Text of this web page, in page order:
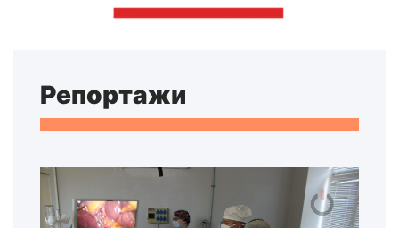
Репортажи